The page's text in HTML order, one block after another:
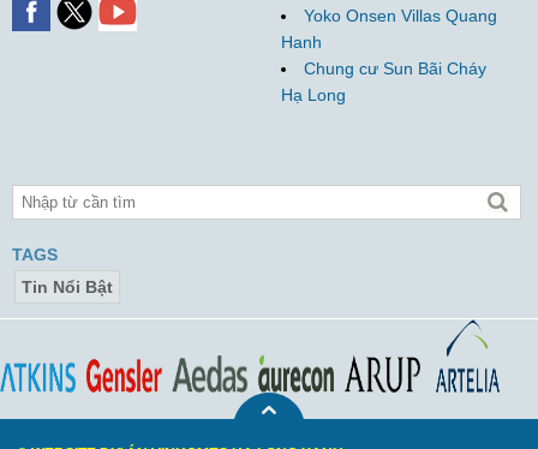
Yoko Onsen Villas Quang
Hanh
Chung cư Sun Bãi Cháy
Hạ Long
TAGS
Tin Nổi Bật